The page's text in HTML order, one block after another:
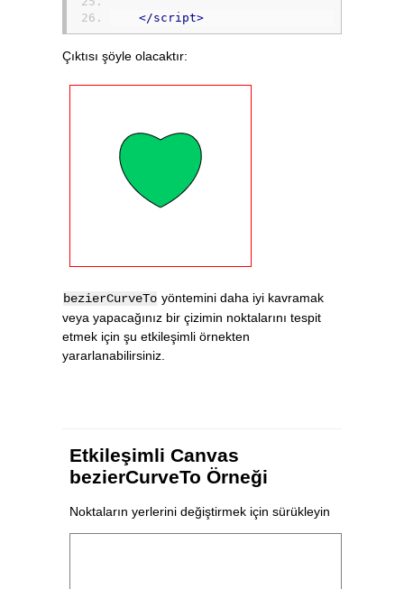
</script>
Çıktısı şöyle olacaktır:
bezierCurveTo yöntemini daha iyi kavramak
veya yapacağınız bir çizimin noktalarını tespit
etmek için şu etkileşimli örnekten
yararlanabilirsiniz.